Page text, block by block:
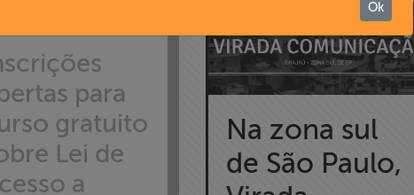
para
gratuito
Lei de
a
Na zona sul
de São Paulo,
Ok